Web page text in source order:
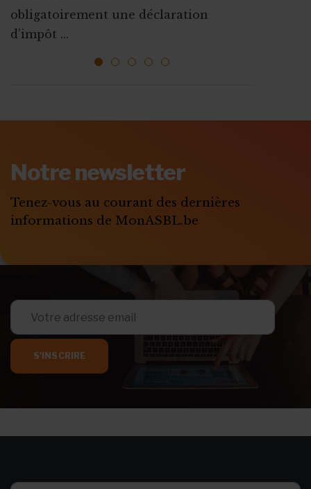
obligatoirement une déclaration
d’impôt ...
Que ce soit pour augmenter vos
ressources, vous faire connaî...
l’emploi sont mises ...
1 2 3 4
S'ABONNER
Notre newsletter
Tenez-vous au courant des dernières
informations de MonASBL.be
S'INSCRIRE